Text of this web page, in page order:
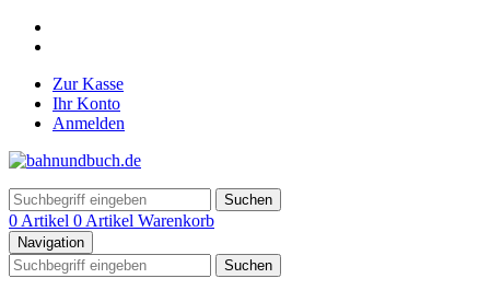
Zur Kasse
Ihr Konto
Anmelden
Suchen
0 Artikel 0 Artikel Warenkorb
Navigation
Suchen